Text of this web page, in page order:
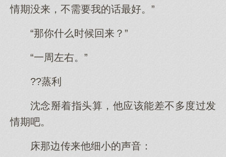
情期没来，不需要我的话最好。”
“那你什么时候回来？”
“一周左右。”
??蒸利
沈念掰着指头算，他应该能差不多度过发
情期吧。
床那边传来他细小的声音：